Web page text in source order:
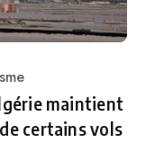
maintient
certains vols